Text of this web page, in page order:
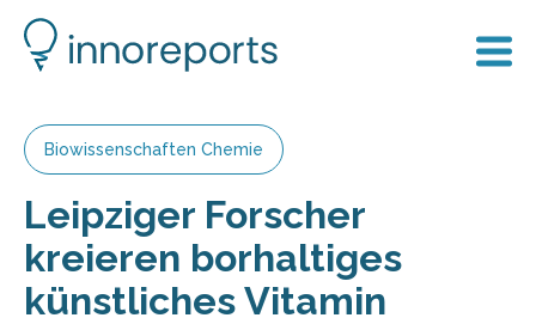
Biowissenschaften Chemie
Leipziger Forscher
kreieren borhaltiges
künstliches Vitamin